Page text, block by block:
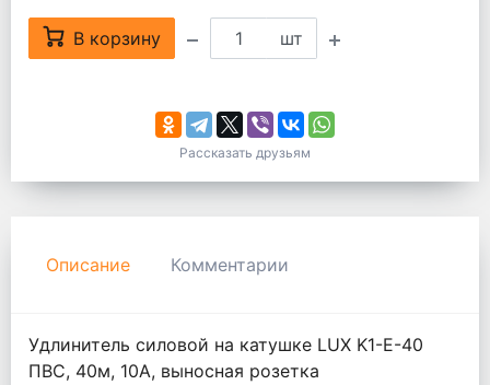
В корзину шт
Рассказать друзьям
Описание Комментарии
Удлинитель силовой на катушке LUX K1-E-40
ПВС, 40м, 10А, выносная розетка